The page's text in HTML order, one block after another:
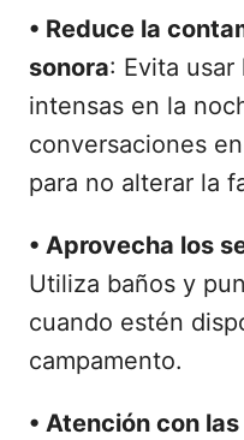
• Reduce la
sonora: Evita
intensas en la
conversaciones
para no alterar la
• Aprovecha los
Utiliza baños y
cuando estén
campamento.
• Atención con